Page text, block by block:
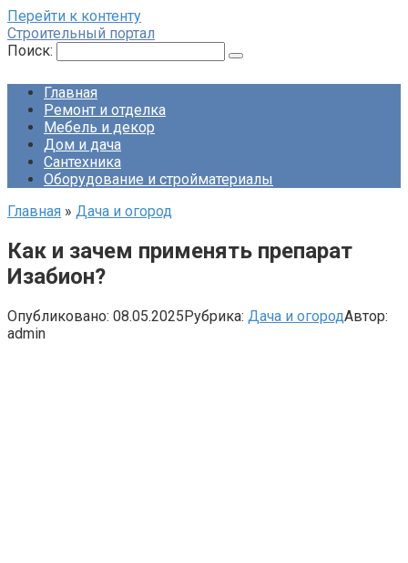
Перейти к контенту
Строительный портал
Поиск:
Главная
Ремонт и отделка
Мебель и декор
Дом и дача
Сантехника
Оборудование и стройматериалы
Главная » Дача и огород
Как и зачем применять препарат
Изабион?
Опубликовано: 08.05.2025Рубрика: Дача и огородАвтор:
admin